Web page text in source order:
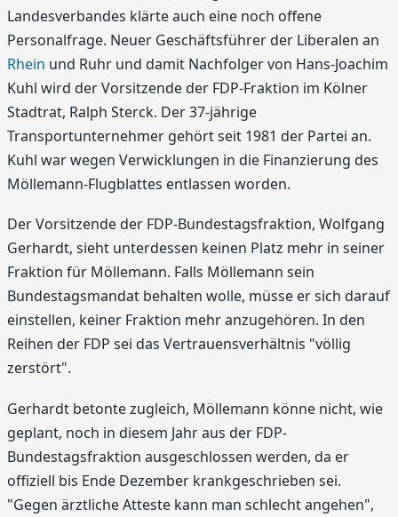
Landesverbandes klärte auch eine noch offene
Personalfrage. Neuer Geschäftsführer der Liberalen an
Rhein und Ruhr und damit Nachfolger von Hans-Joachim
Kuhl wird der Vorsitzende der FDP-Fraktion im Kölner
Stadtrat, Ralph Sterck. Der 37-jährige
Transportunternehmer gehört seit 1981 der Partei an.
Kuhl war wegen Verwicklungen in die Finanzierung des
Möllemann-Flugblattes entlassen worden.
Der Vorsitzende der FDP-Bundestagsfraktion, Wolfgang
Gerhardt, sieht unterdessen keinen Platz mehr in seiner
Fraktion für Möllemann. Falls Möllemann sein
Bundestagsmandat behalten wolle, müsse er sich darauf
einstellen, keiner Fraktion mehr anzugehören. In den
Reihen der FDP sei das Vertrauensverhältnis "völlig
zerstört".
Gerhardt betonte zugleich, Möllemann könne nicht, wie
geplant, noch in diesem Jahr aus der FDP-
Bundestagsfraktion ausgeschlossen werden, da er
offiziell bis Ende Dezember krankgeschrieben sei.
"Gegen ärztliche Atteste kann man schlecht angehen",